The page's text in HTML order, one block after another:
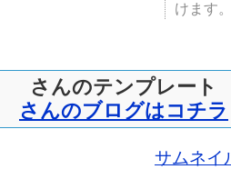
けます
さんのテンプレート
さんのブログはコチラ
サムネイ